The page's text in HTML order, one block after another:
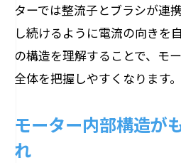
図解で見るモーター
モーター仕組みを図
説
モーター内部構造か
モーターの仕組み
ターでは整流子とブラシが連
し続けるように電流の向きを
の構造を理解することで、モ
全体を把握しやすくなります。
モーター内部構造が
れ